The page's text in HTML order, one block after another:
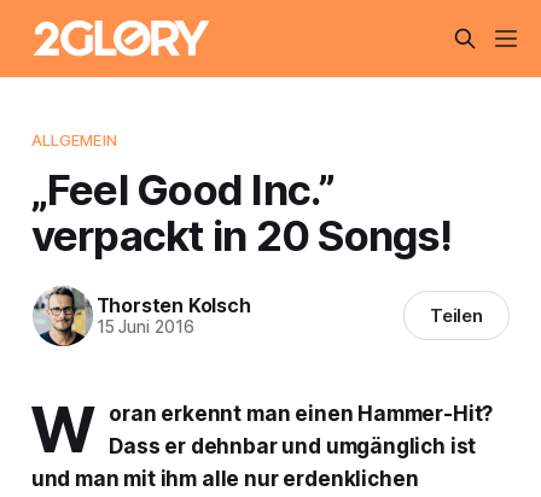
ALLGEMEIN
„Feel Good Inc.”
verpackt in 20 Songs!
Thorsten Kolsch
15 Juni 2016 Teilen
W oran erkennt man einen Hammer-Hit?
Dass er dehnbar und umgänglich ist
und man mit ihm alle nur erdenklichen